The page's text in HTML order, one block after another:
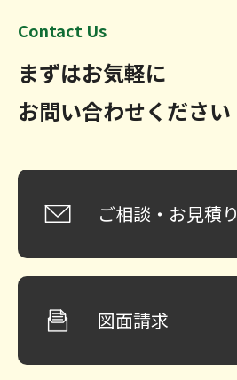
Contact Us
まずはお気軽に
お問い合わせください
ご相談・お見積り
図面請求